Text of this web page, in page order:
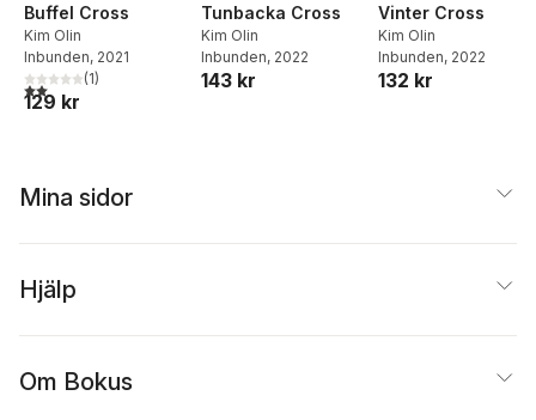
Buffel Cross
Kim Olin
Inbunden, 2021
2,0utav 5 stjärnor. Totalt antal röster:
(1)
129 kr
Tunbacka Cross
Kim Olin
Inbunden, 2022
143 kr
Vinter Cross
Kim Olin
Inbunden, 2022
132 kr
Mina sidor
Hjälp
Om Bokus